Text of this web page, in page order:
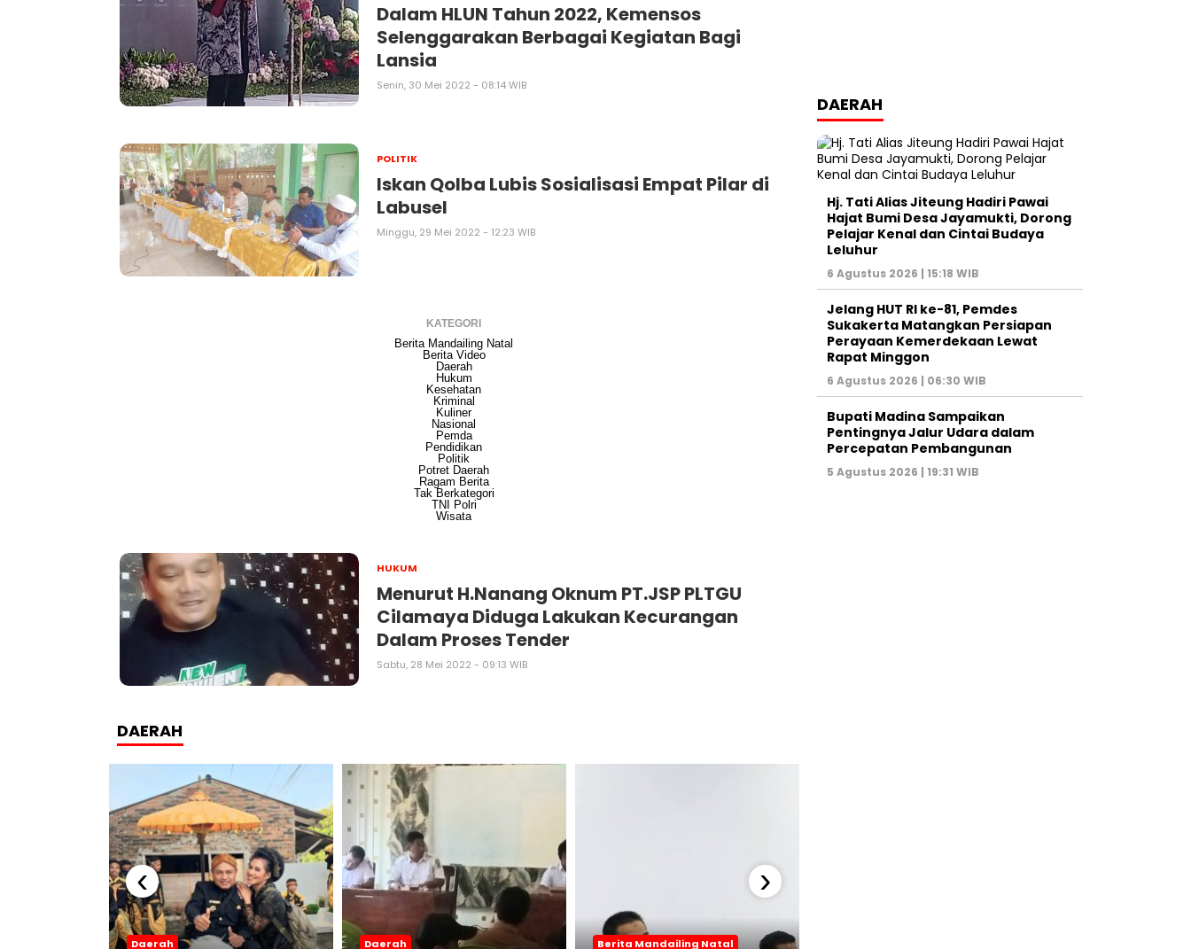
Dalam HLUN Tahun 2022, Kemensos
Selenggarakan Berbagai Kegiatan Bagi
Lansia
Senin, 30 Mei 2022 - 08:14 WIB
POLITIK
Iskan Qolba Lubis Sosialisasi Empat Pilar di
Labusel
Minggu, 29 Mei 2022 - 12:23 WIB
KATEGORI
Berita Mandailing Natal
Berita Video
Daerah
Hukum
Kesehatan
Kriminal
Kuliner
Nasional
Pemda
Pendidikan
Politik
Potret Daerah
Ragam Berita
Tak Berkategori
TNI Polri
Wisata
HUKUM
Menurut H.Nanang Oknum PT.JSP PLTGU
Cilamaya Diduga Lakukan Kecurangan
Dalam Proses Tender
Sabtu, 28 Mei 2022 - 09:13 WIB
DAERAH
Daerah Daerah Berita Mandailing Natal
‹ ›
DAERAH
Hj. Tati Alias Jiteung Hadiri Pawai
Hajat Bumi Desa Jayamukti, Dorong
Pelajar Kenal dan Cintai Budaya
Leluhur
6 Agustus 2026 | 15:18 WIB
Jelang HUT RI ke-81, Pemdes
Sukakerta Matangkan Persiapan
Perayaan Kemerdekaan Lewat
Rapat Minggon
6 Agustus 2026 | 06:30 WIB
Bupati Madina Sampaikan
Pentingnya Jalur Udara dalam
Percepatan Pembangunan
5 Agustus 2026 | 19:31 WIB